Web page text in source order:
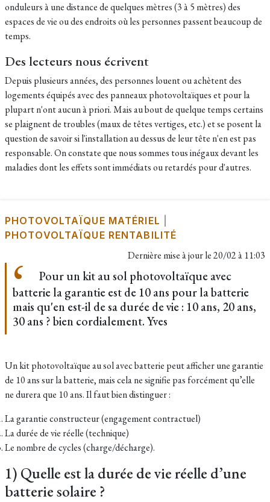
onduleurs à une distance de quelques mètres (3 à 5 mètres) des
espaces de vie ou des endroits où les personnes passent beaucoup de
temps.
Des lecteurs nous écrivent
Depuis plusieurs années, des personnes louent ou achètent des
logements équipés avec des panneaux photovoltaïques et pour la
plupart n'ont aucun à priori. Mais au bout de quelque temps certains
se plaignent de troubles (maux de têtes vertiges, etc.) et se posent la
question de savoir si l'installation au dessus de leur tête n'en est pas
responsable. On constate que nous sommes tous inégaux devant les
maladies dont les effets sont immédiats ou retardés pour d'autres.
PHOTOVOLTAÏQUE MATÉRIEL
PHOTOVOLTAÏQUE RENTABILITÉ
Dernière mise à jour le20/02 à 11:03
Pour un kit au sol photovoltaïque avec
batterie la garantie est de 10 ans pour la batterie
mais qu'en est-il de sa durée de vie : 10 ans, 20 ans,
30 ans ? bien cordialement. Yves
Un kit photovoltaïque au sol avec batterie peut afficher une garantie
de 10 ans sur la batterie, mais cela ne signifie pas forcément qu’elle
ne durera que 10 ans. Il faut bien distinguer :
La garantie constructeur (engagement contractuel)
La durée de vie réelle (technique)
Le nombre de cycles (charge/décharge).
1) Quelle est la durée de vie réelle d’une
batterie solaire ?